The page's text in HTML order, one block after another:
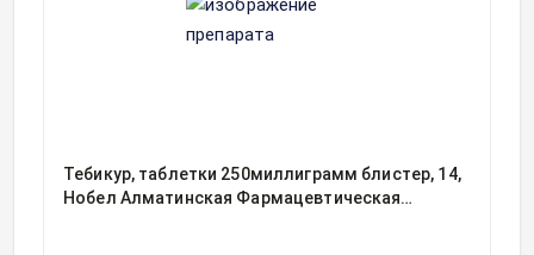
Тебикур, таблетки 250миллиграмм блистер, 14,
Нобел Алматинская Фармацевтическая